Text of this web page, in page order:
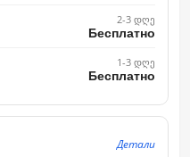
2-3 დღე
Бесплатно
1-3 დღე
Бесплатно
Детали